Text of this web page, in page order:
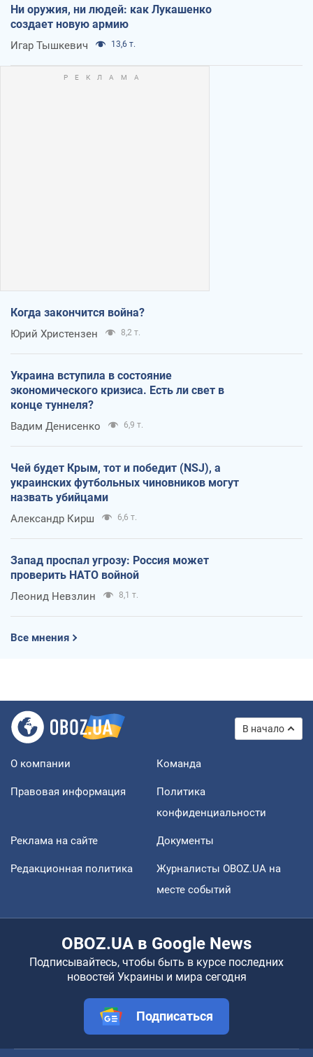
Ни оружия, ни людей: как Лукашенко
создает новую армию
Игар Тышкевич 13,6 т.
Когда закончится война?
Юрий Христензен 8,2 т.
Украина вступила в состояние
экономического кризиса. Есть ли свет в
конце туннеля?
Вадим Денисенко 6,9 т.
Чей будет Крым, тот и победит (NSJ), а
украинских футбольных чиновников могут
назвать убийцами
Александр Кирш 6,6 т.
Запад проспал угрозу: Россия может
проверить НАТО войной
Леонид Невзлин 8,1 т.
Все мнения
В начало
О компании Команда
Правовая информация
Политика
конфиденциальности
Реклама на сайте Документы
Редакционная политика
Журналисты OBOZ.UA на
месте событий
OBOZ.UA в Google News
Подписывайтесь, чтобы быть в курсе последних
новостей Украины и мира сегодня
Подписаться